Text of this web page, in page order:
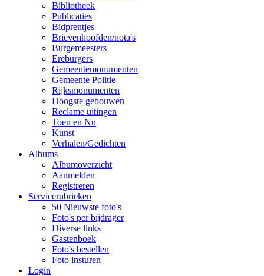
Bibliotheek
Publicaties
Bidprentjes
Brievenhoofden/nota's
Burgemeesters
Ereburgers
Gemeentemonumenten
Gemeente Politie
Rijksmonumenten
Hoogste gebouwen
Reclame uitingen
Toen en Nu
Kunst
Verhalen/Gedichten
Albums
Albumoverzicht
Aanmelden
Registreren
Servicerubrieken
50 Nieuwste foto's
Foto's per bijdrager
Diverse links
Gastenboek
Foto's bestellen
Foto insturen
Login